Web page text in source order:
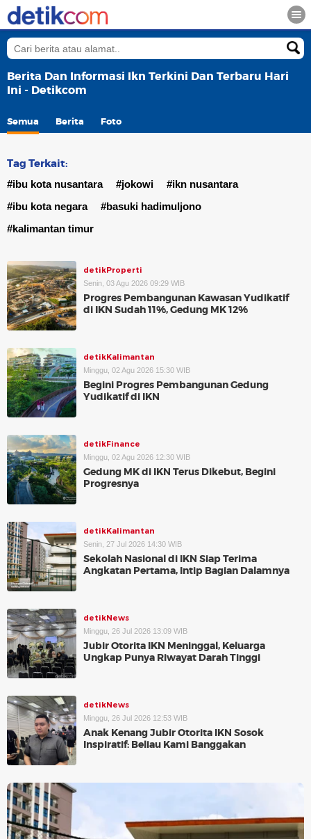
Berita Dan Informasi Ikn Terkini Dan Terbaru Hari
Ini - Detikcom
Semua Berita Foto
Tag Terkait:
#ibu kota nusantara #jokowi
#ikn nusantara
#ibu kota negara
#basuki hadimuljono
#kalimantan timur
detikProperti
Senin, 03 Agu 2026 09:29 WIB
Progres Pembangunan Kawasan Yudikatif
di IKN Sudah 11%, Gedung MK 12%
detikKalimantan
Minggu, 02 Agu 2026 15:30 WIB
Begini Progres Pembangunan Gedung
Yudikatif di IKN
detikFinance
Minggu, 02 Agu 2026 12:30 WIB
Gedung MK di IKN Terus Dikebut, Begini
Progresnya
detikKalimantan
Senin, 27 Jul 2026 14:30 WIB
Sekolah Nasional di IKN Siap Terima
Angkatan Pertama, Intip Bagian Dalamnya
detikNews
Minggu, 26 Jul 2026 13:09 WIB
Jubir Otorita IKN Meninggal, Keluarga
Ungkap Punya Riwayat Darah Tinggi
detikNews
Minggu, 26 Jul 2026 12:53 WIB
Anak Kenang Jubir Otorita IKN Sosok
Inspiratif: Beliau Kami Banggakan